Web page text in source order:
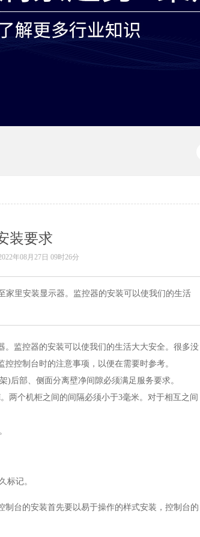
装要求
年08月27日 09时26分
家里安装显示器。监控器的安装可以使我们的生活
监控器的安装可以使我们的生活大大安全。很多没
控制台时的注意事项，以便在需要时参考。
后部、侧面分离壁净间隙必须满足服务要求。
两个机柜之间的间隔必须小于3毫米。对于相互之间
标记。
台的安装首先要以易于操作的样式安装，控制台的